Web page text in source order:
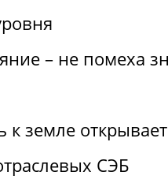
– не помеха
к земле
СЭБ